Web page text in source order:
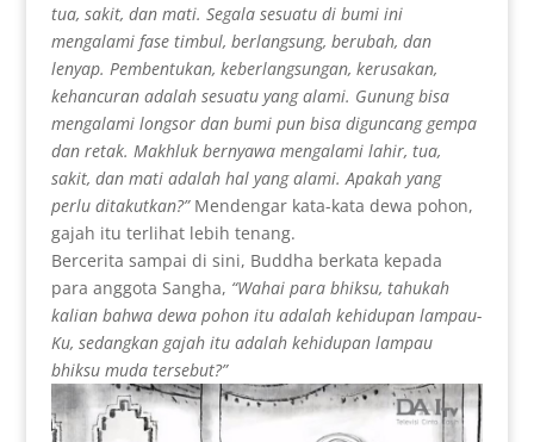
tua, sakit, dan mati. Segala sesuatudi bumi ini
mengalami fase timbul, berlangsung, berubah, dan
lenyap. Pembentukan, keberlangsungan, kerusakan,
kehancuran adalah sesuatu yang alami. Gunung bisa
mengalami longsor dan bumi pun bisa diguncang gempa
dan retak. Makhluk bernyawa mengalami lahir, tua,
sakit, dan mati adalah hal yang alami. Apakah yang
perlu ditakutkan?”Mendengar kata-kata dewa pohon,
gajah itu terlihat lebih tenang.
Bercerita sampai di sini, Buddha berkata kepada
para anggota Sangha, “Wahai para bhiksu, tahukah
kalian bahwa dewa pohon itu adalah kehidupan lampau-
Ku, sedangkan gajah itu adalah kehidupan lampau
bhiksu muda tersebut?”